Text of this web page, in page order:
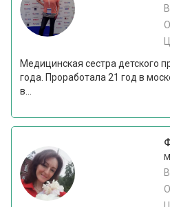
Медицинская сестра детского
года. Проработала 21 год в
в...